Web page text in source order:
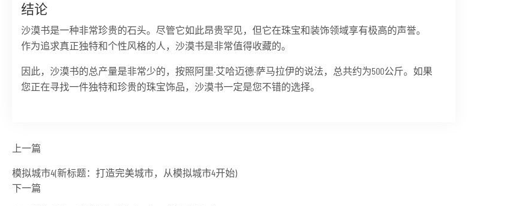
结论
沙漠书是一种非常珍贵的石头。尽管它如此昂贵罕见，但它在珠宝和装饰领域享有极高的声誉。
作为追求真正独特和个性风格的人，沙漠书是非常值得收藏的。
因此，沙漠书的总产量是非常少的，按照阿里·艾哈迈德·萨马拉伊的说法，总共约为500公斤。如果
您正在寻找一件独特和珍贵的珠宝饰品，沙漠书一定是您不错的选择。
上一篇
模拟城市4(新标题：打造完美城市，从模拟城市4开始)
下一篇